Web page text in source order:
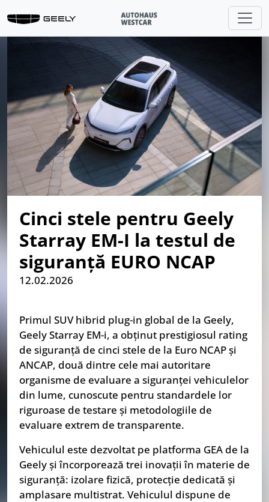
Cinci stele pentru Geely
Starray EM-I la testul de
siguranță EURO NCAP
12.02.2026
Primul SUV hibrid plug-in global de la Geely,
Geely Starray EM-i, a obținut prestigiosul rating
de siguranță de cinci stele de la Euro NCAP și
ANCAP, două dintre cele mai autoritare
organisme de evaluare a siguranței vehiculelor
din lume, cunoscute pentru standardele lor
riguroase de testare și metodologiile de
evaluare extrem de transparente.
Vehiculul este dezvoltat pe platforma GEA de la
Geely și încorporează trei inovații în materie de
siguranță: izolare fizică, protecție dedicată și
amplasare multistrat. Vehiculul dispune de